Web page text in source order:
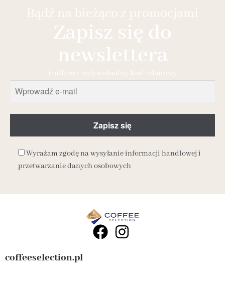
Bądź na bieżąco z promocjami
Zapisz się do
newslettera
i odbierz indywidualny kod rabatowy
Wyrażam zgodę na wysyłanie informacji handlowej i
przetwarzanie danych osobowych
coffeeselection.pl